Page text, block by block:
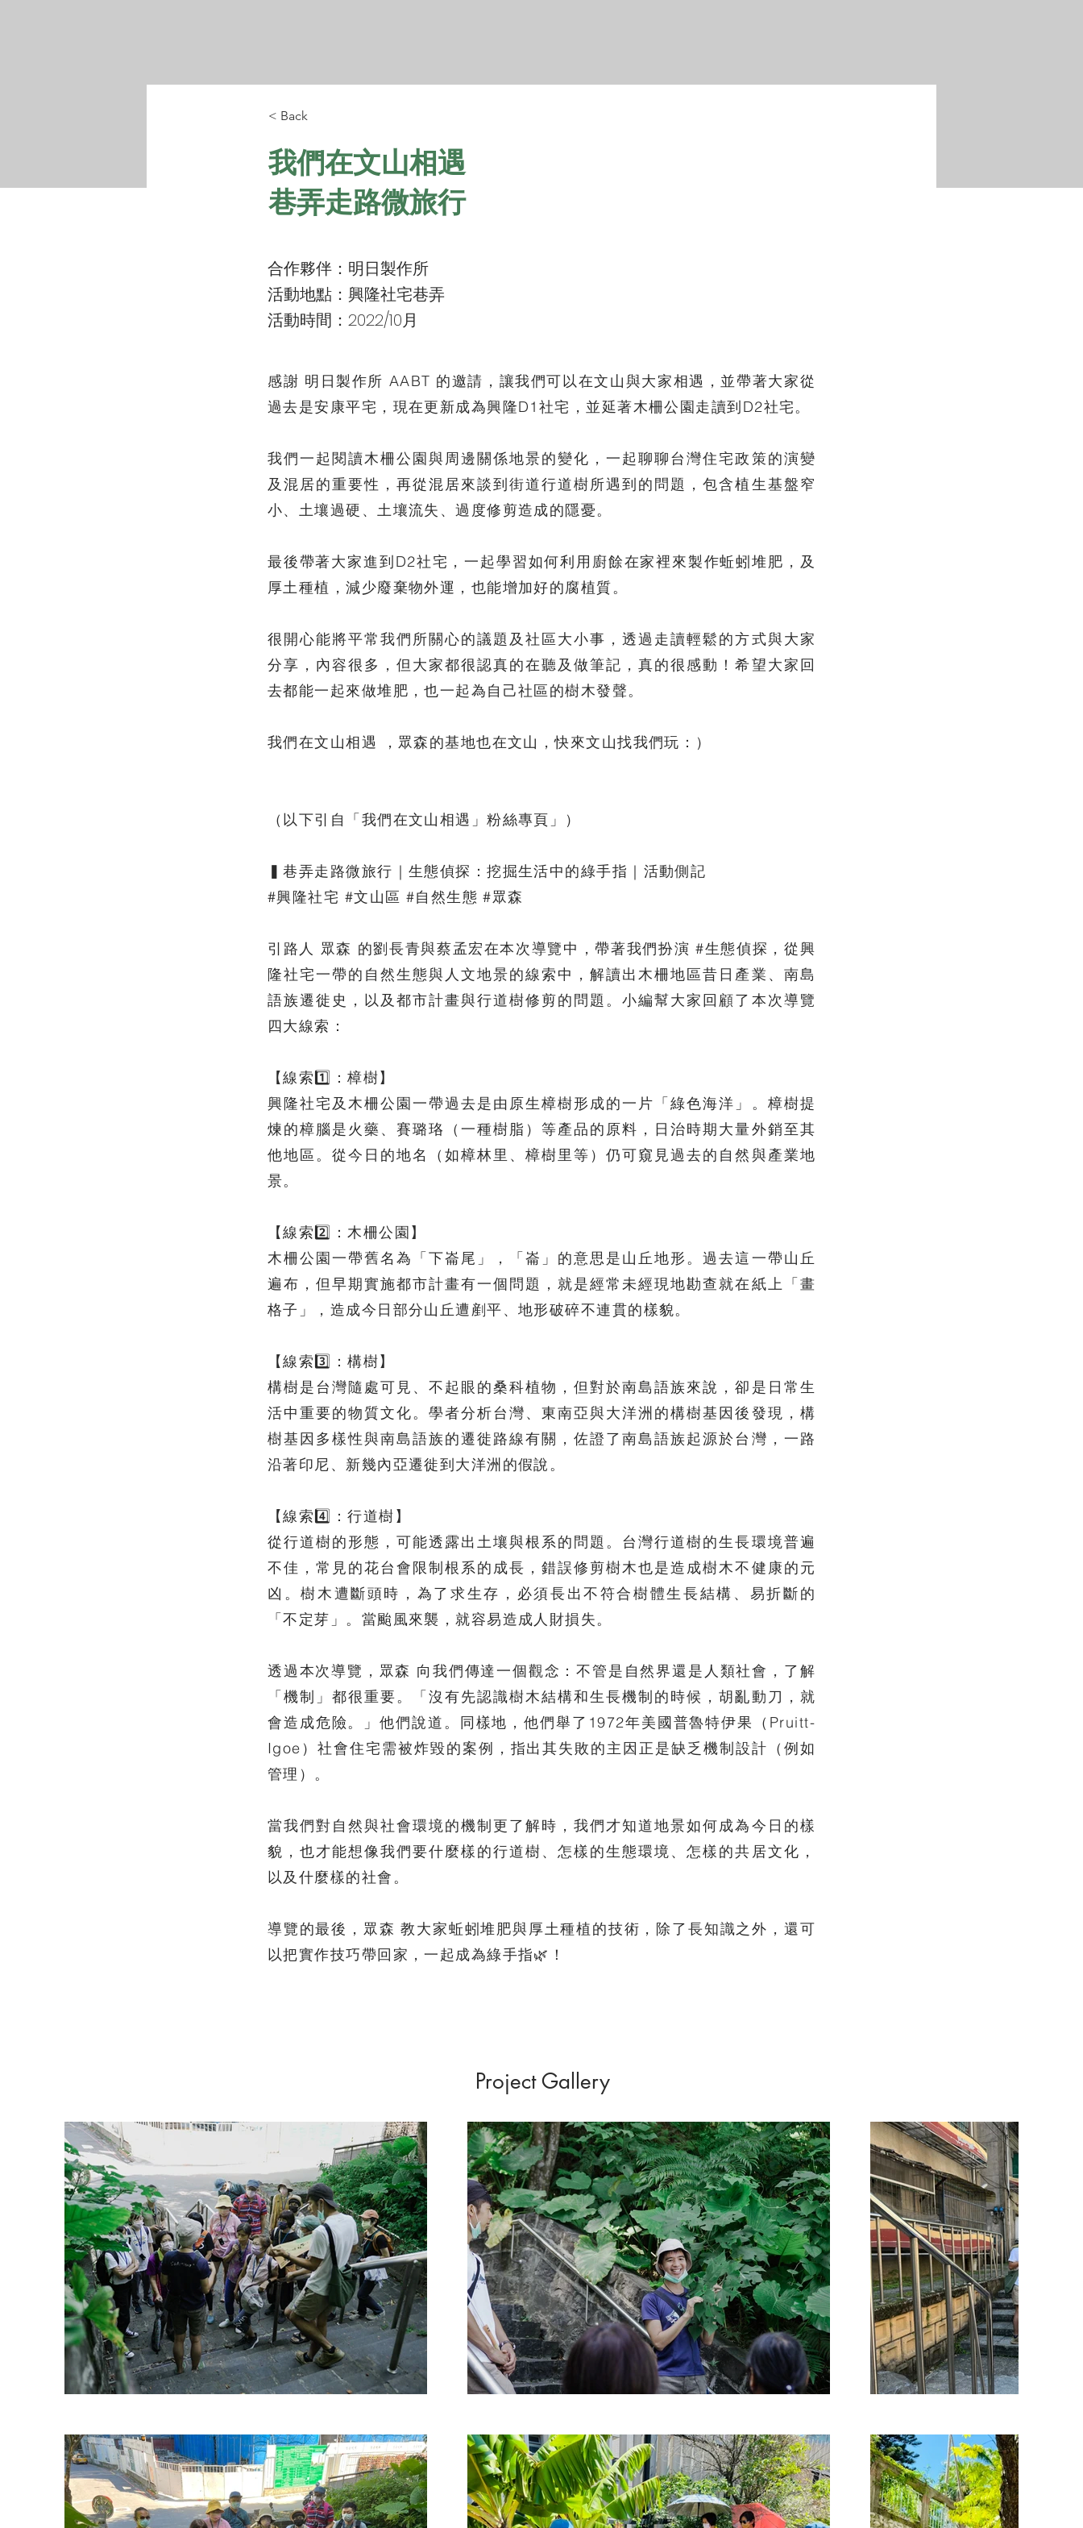
< Back
我們在文山相遇
巷弄走路微旅行
合作夥伴：明日製作所
活動地點：興隆社宅巷弄
活動時間：2022/10月
感謝 明日製作所 AABT 的邀請，讓我們可以在文山與大家相遇，並帶著大家從
過去是安康平宅，現在更新成為興隆D1社宅，並延著木柵公園走讀到D2社宅。
我們一起閱讀木柵公園與周邊關係地景的變化，一起聊聊台灣住宅政策的演變
及混居的重要性，再從混居來談到街道行道樹所遇到的問題，包含植生基盤窄
小、土壤過硬、土壤流失、過度修剪造成的隱憂。
最後帶著大家進到D2社宅，一起學習如何利用廚餘在家裡來製作蚯蚓堆肥，及
厚土種植，減少廢棄物外運，也能增加好的腐植質。
很開心能將平常我們所關心的議題及社區大小事，透過走讀輕鬆的方式與大家
分享，內容很多，但大家都很認真的在聽及做筆記，真的很感動！希望大家回
去都能一起來做堆肥，也一起為自己社區的樹木發聲。
我們在文山相遇 ，眾森的基地也在文山，快來文山找我們玩：）
（以下引自「我們在文山相遇」粉絲專頁」）
▍巷弄走路微旅行｜生態偵探：挖掘生活中的綠手指｜活動側記
#興隆社宅 #文山區 #自然生態 #眾森
引路人 眾森 的劉長青與蔡孟宏在本次導覽中，帶著我們扮演 #生態偵探，從興
隆社宅一帶的自然生態與人文地景的線索中，解讀出木柵地區昔日產業、南島
語族遷徙史，以及都市計畫與行道樹修剪的問題。小編幫大家回顧了本次導覽
四大線索：
【線索1️⃣：樟樹】
興隆社宅及木柵公園一帶過去是由原生樟樹形成的一片「綠色海洋」。樟樹提
煉的樟腦是火藥、賽璐珞（一種樹脂）等產品的原料，日治時期大量外銷至其
他地區。從今日的地名（如樟林里、樟樹里等）仍可窺見過去的自然與產業地
景。
【線索2️⃣：木柵公園】
木柵公園一帶舊名為「下崙尾」，「崙」的意思是山丘地形。過去這一帶山丘
遍布，但早期實施都市計畫有一個問題，就是經常未經現地勘查就在紙上「畫
格子」，造成今日部分山丘遭剷平、地形破碎不連貫的樣貌。
【線索3️⃣：構樹】
構樹是台灣隨處可見、不起眼的桑科植物，但對於南島語族來說，卻是日常生
活中重要的物質文化。學者分析台灣、東南亞與大洋洲的構樹基因後發現，構
樹基因多樣性與南島語族的遷徙路線有關，佐證了南島語族起源於台灣，一路
沿著印尼、新幾內亞遷徙到大洋洲的假說。
【線索4️⃣：行道樹】
從行道樹的形態，可能透露出土壤與根系的問題。台灣行道樹的生長環境普遍
不佳，常見的花台會限制根系的成長，錯誤修剪樹木也是造成樹木不健康的元
凶。樹木遭斷頭時，為了求生存，必須長出不符合樹體生長結構、易折斷的
「不定芽」。當颱風來襲，就容易造成人財損失。
透過本次導覽，眾森 向我們傳達一個觀念：不管是自然界還是人類社會，了解
「機制」都很重要。「沒有先認識樹木結構和生長機制的時候，胡亂動刀，就
會造成危險。」他們說道。同樣地，他們舉了1972年美國普魯特伊果（Pruitt-
Igoe）社會住宅需被炸毀的案例，指出其失敗的主因正是缺乏機制設計（例如
管理）。
當我們對自然與社會環境的機制更了解時，我們才知道地景如何成為今日的樣
貌，也才能想像我們要什麼樣的行道樹、怎樣的生態環境、怎樣的共居文化，
以及什麼樣的社會。
導覽的最後，眾森 教大家蚯蚓堆肥與厚土種植的技術，除了長知識之外，還可
以把實作技巧帶回家，一起成為綠手指🌿！
Project Gallery